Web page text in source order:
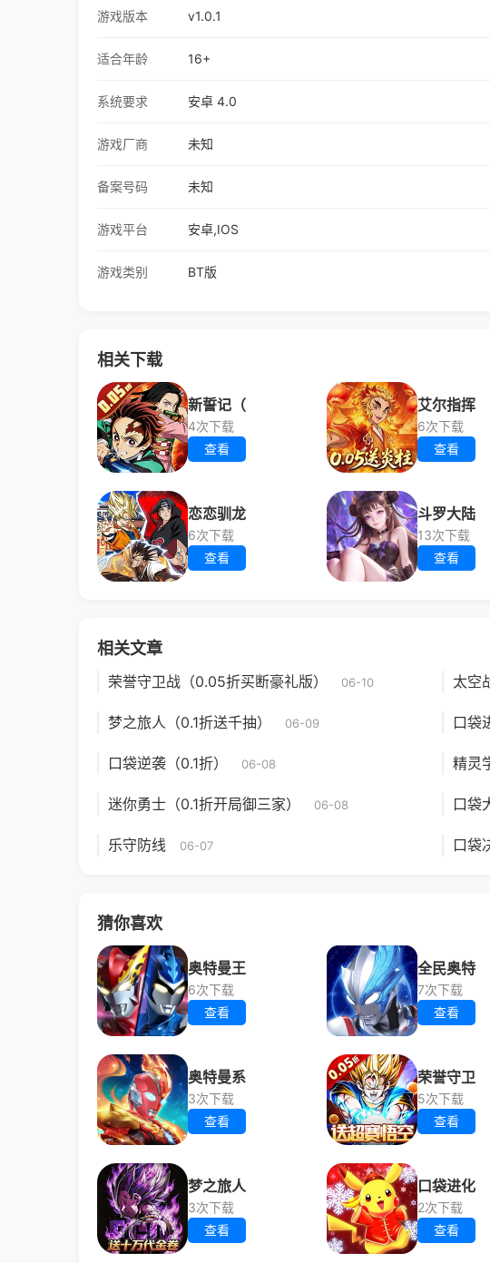
游戏版本 v1.0.1
适合年龄 16+
系统要求 安卓 4.0
游戏厂商 未知
备案号码 未知
游戏平台 安卓,IOS
游戏类别 BT版
相关下载
新誓记（
4次下载
查看
艾尔指挥
6次下载
查看
恋恋驯龙
6次下载
查看
斗罗大陆
13次下载
查看
相关文章
荣誉守卫战（0.05折买断豪礼版） 06-10 太空
梦之旅人（0.1折送千抽） 06-09 口袋
口袋逆袭（0.1折） 06-08 精灵
迷你勇士（0.1折开局御三家） 06-08 口袋
乐守防线 06-07 口袋
猜你喜欢
奥特曼王
6次下载
查看
全民奥特
7次下载
查看
奥特曼系
3次下载
查看
荣誉守卫
5次下载
查看
梦之旅人
3次下载
查看
口袋进化
2次下载
查看